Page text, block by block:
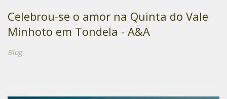
Celebrou-se o amor na Quinta do Vale
Minhoto em Tondela - A&A
Blog